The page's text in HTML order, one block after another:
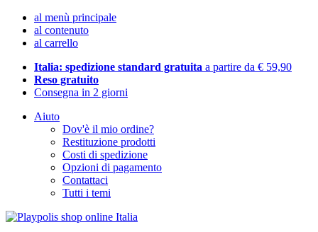
al menù principale
al contenuto
al carrello
Italia: spedizione standard gratuita a partire da € 59,90
Reso gratuito
Consegna in 2 giorni
Aiuto
Dov'è il mio ordine?
Restituzione prodotti
Costi di spedizione
Opzioni di pagamento
Contattaci
Tutti i temi